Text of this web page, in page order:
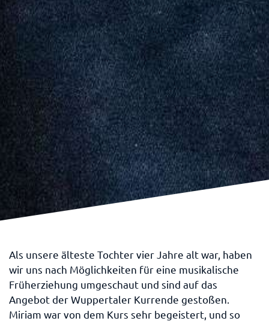
Als unsere älteste Tochter vier Jahre alt war, haben
wir uns nach Möglichkeiten für eine musikalische
Früherziehung umgeschaut und sind auf das
Angebot der Wuppertaler Kurrende gestoßen.
Miriam war von dem Kurs sehr begeistert, und so